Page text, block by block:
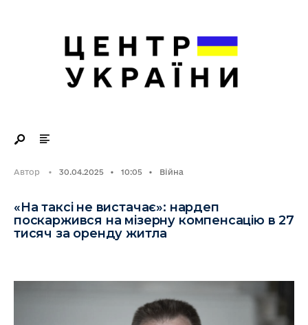
Автор • 30.04.2025 • 10:05 • Війна
«На таксі не вистачає»: нардеп
поскаржився на мізерну компенсацію в 27
тисяч за оренду житла